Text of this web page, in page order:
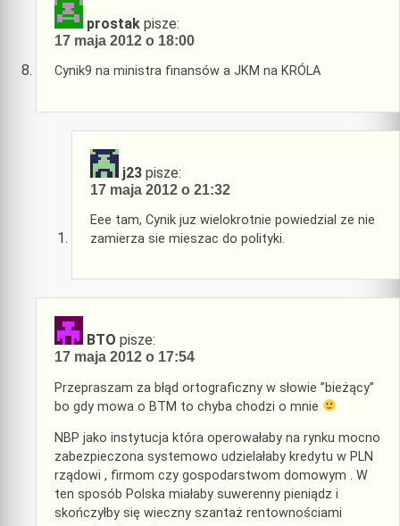
prostak pisze:
17 maja 2012 o 18:00
Cynik9 na ministra finansów a JKM na KRÓLA
j23 pisze:
17 maja 2012 o 21:32
Eee tam, Cynik juz wielokrotnie powiedzial ze nie
zamierza sie mieszac do polityki.
BTO pisze:
17 maja 2012 o 17:54
Przepraszam za błąd ortograficzny w słowie ”bieżący”
bo gdy mowa o BTM to chyba chodzi o mnie
NBP jako instytucja która operowałaby na rynku mocno
zabezpieczona systemowo udzielałaby kredytu w PLN
rządowi , firmom czy gospodarstwom domowym . W
ten sposób Polska miałaby suwerenny pieniądz i
skończyłby się wieczny szantaż rentownościami